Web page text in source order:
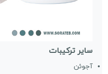
سایر ترکیبات
آجوئن